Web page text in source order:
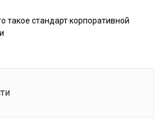
такое стандарт корпоративной